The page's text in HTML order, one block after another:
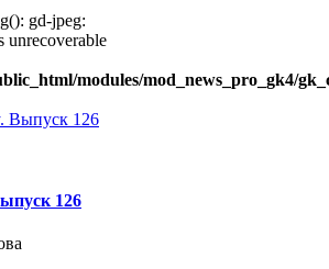
gd-jpeg:
unrecoverable
modules/mod_news_pro_gk4/
126